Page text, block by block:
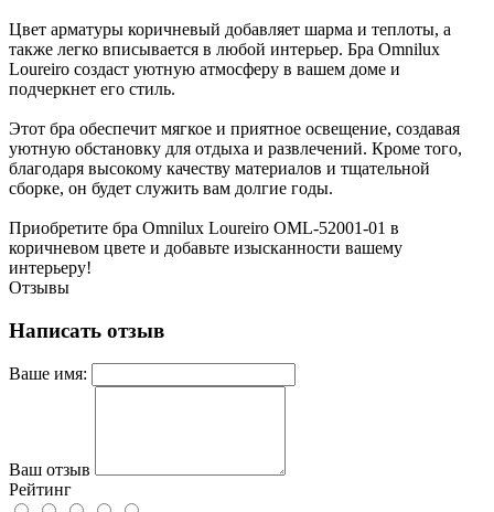
Цвет арматуры коричневый добавляет шарма и теплоты, а
также легко вписывается в любой интерьер. Бра Omnilux
Loureiro создаст уютную атмосферу в вашем доме и
подчеркнет его стиль.
Этот бра обеспечит мягкое и приятное освещение, создавая
уютную обстановку для отдыха и развлечений. Кроме того,
благодаря высокому качеству материалов и тщательной
сборке, он будет служить вам долгие годы.
Приобретите бра Omnilux Loureiro OML-52001-01 в
коричневом цвете и добавьте изысканности вашему
интерьеру!
Отзывы
Написать отзыв
Ваше имя:
Ваш отзыв
Рейтинг